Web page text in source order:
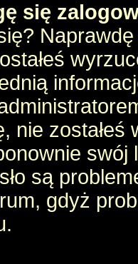
się
nie
swój
są
gdyż